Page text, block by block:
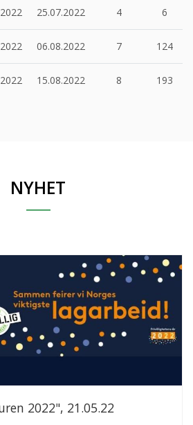
25.07.2022 4 6
06.08.2022 7 124
15.08.2022 8 193
NYHET
2022", 21.05.22